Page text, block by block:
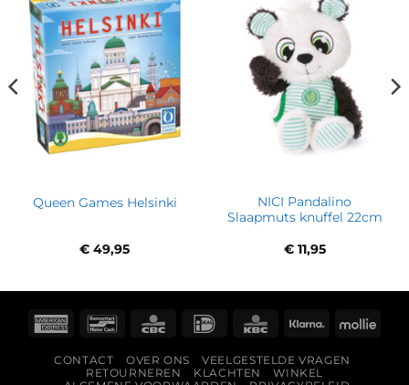
Queen Games Helsinki
€ 49,95
NICI Pandalino
Slaapmuts knuffel 22cm
€11,95
American BancontactCBC IDeal KBC Klarna
CONTACT OVER ONS
VEELGESTELDE VRAGEN
RETOURNEREN
KLACHTEN
WINKEL